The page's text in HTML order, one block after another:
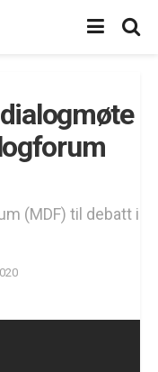
(MDF) til debatt i